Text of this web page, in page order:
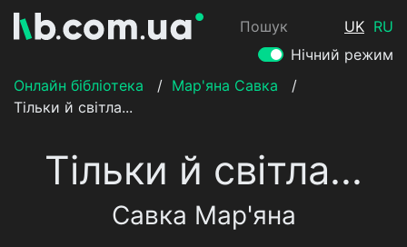
Пошук UK RU
Нічний режим
Онлайн бібліотека
/ Мар'яна Савка
/
Тільки й світла...
Тільки й світла...
Савка Мар'яна